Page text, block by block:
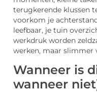
terugkerende klussen
voorkom je
leefbaar, je tuin
werkdruk worden
werken, maar slimmer
Wanneer is
wanneer